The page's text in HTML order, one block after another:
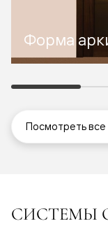
Форма
Посмотреть
СИСТЕМЫ